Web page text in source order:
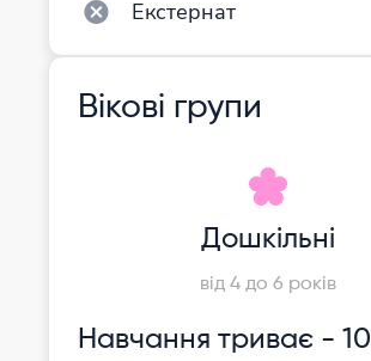
Екстернат
Вікові групи
Дошкільні
від 4 до 6 років
Навчання триває - 10